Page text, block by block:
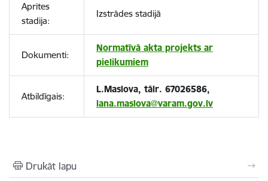
Aprites
stadija:
Izstrādes stadijā
Dokumenti:
Normatīvā akta projekts ar
pielikumiem
Atbildīgais:
L.Maslova, tālr. 67026586,
lana.maslova@varam.gov.lv
Drukāt lapu